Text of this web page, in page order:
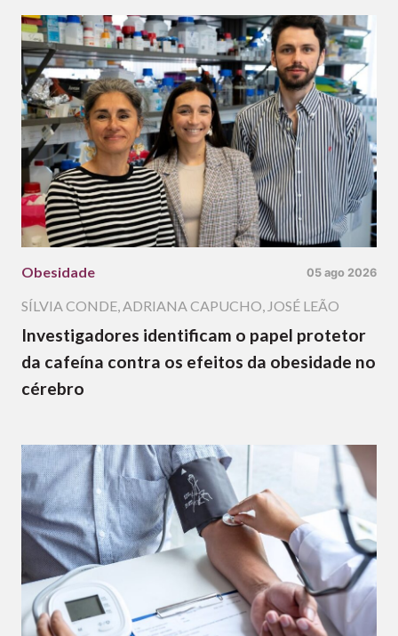
Obesidade 05 ago 2026
SÍLVIA CONDE,ADRIANA CAPUCHO, JOSÉ LEÃO
Investigadores identificam o papel protetor
da cafeína contra os efeitos da obesidade no
cérebro